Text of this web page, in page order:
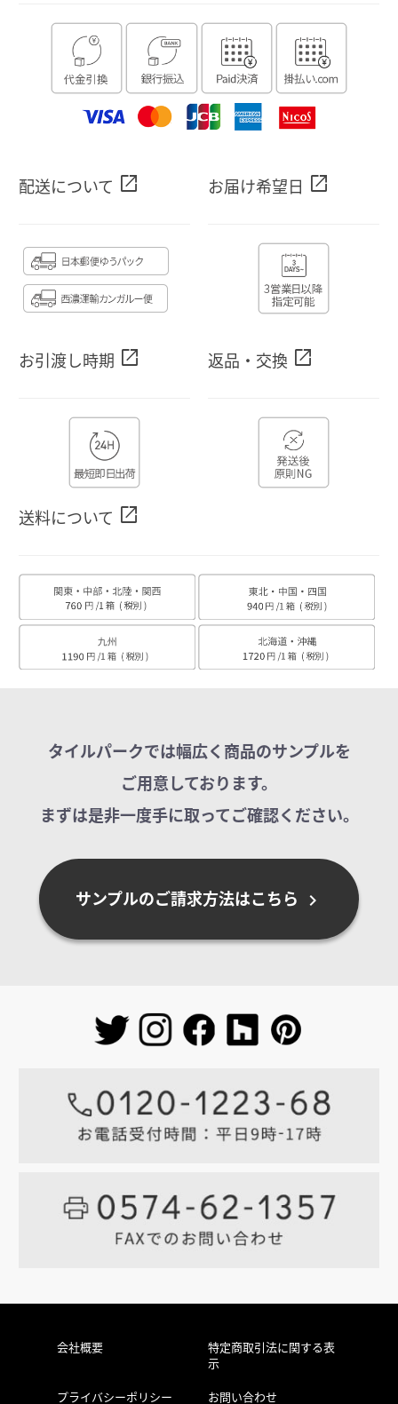
配送について open_in_new お届け希望日 open_in_new
お引渡し時期 open_in_new 返品・交換 open_in_new
送料について open_in_new
タイルパークでは幅広く商品のサンプルを
ご用意しております。
まずは是非一度手に取ってご確認ください。
サンプルのご請求方法はこちら chevron_right
会社概要
特定商取引法に関する表
示
プライバシーポリシー
お問い合わせ